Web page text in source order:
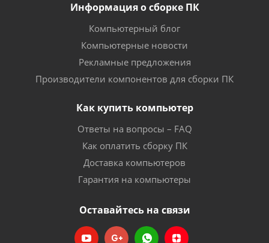
Информация о сборке ПК
Компьютерный блог
Компьютерные новости
Рекламные предложения
Производители компонентов для сборки ПК
Как купить компьютер
Ответы на вопросы – FAQ
Как оплатить сборку ПК
Доставка компьютеров
Гарантия на компьютеры
Оставайтесь на связи